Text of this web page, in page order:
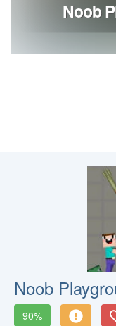
Noob
90%